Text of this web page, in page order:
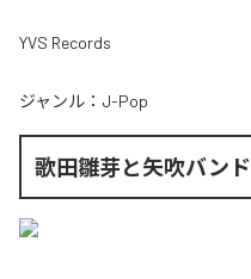
YVS Records
ジャンル： J-Pop
歌田雛芽と矢吹バンド